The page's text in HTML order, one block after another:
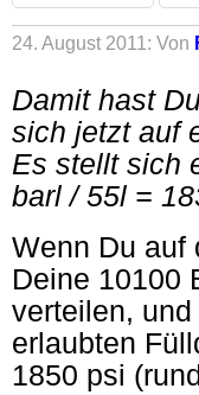
24. August 2011: Von
Damit hast
sich jetzt auf
Es stellt sich
barl / 55l =
Wenn Du auf
Deine 10100
verteilen,
erlaubten
1850 psi